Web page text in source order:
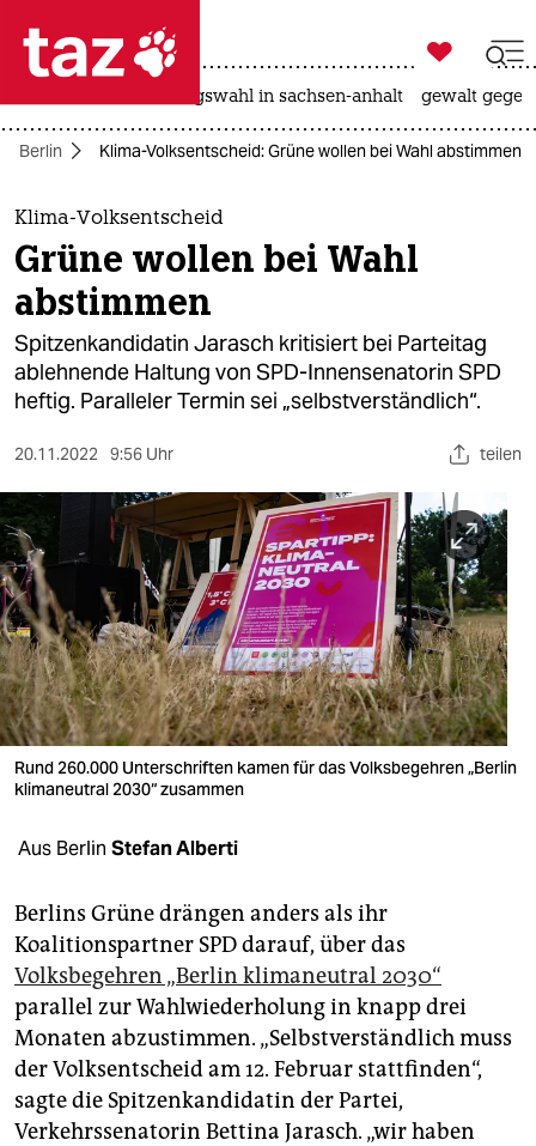
 taz zahl ich
taz zahl ich
themen
politik
öko
gesellschaft
sport
berlin
nord
wahrheit
verlag
verlag
veranstaltungen
shop
unterstützen
abo
genossenschaft
epaper login

taz zahl ich
landtagswahl in sachsen-anhalt gewalt
Berlin Klima-Volksentscheid: Grüne wollen bei Wahl abstimmen
Klima-Volksentscheid
Grüne wollen bei Wahl
abstimmen
Spitzenkandidatin Jarasch kritisiert bei Parteitag
ablehnende Haltung von SPD-Innensenatorin SPD
heftig. Paralleler Termin sei „selbstverständlich“.
20.11.2022 9:56 Uhr teilen
Rund 260.000 Unterschriften kamen für das Volksbegehren „Berlin
klimaneutral 2030“ zusammen
Aus Berlin Stefan Alberti
Berlins Grüne drängen anders als ihr
Koalitionspartner SPD darauf, über das
Volksbegehren „Berlin klimaneutral 2030“
parallel zur Wahlwiederholung in knapp drei
Monaten abzustimmen. „Selbstverständlich muss
der Volksentscheid am 12. Februar stattfinden“,
sagte die Spitzenkandidatin der Partei,
Verkehrssenatorin Bettina Jarasch. „wir haben